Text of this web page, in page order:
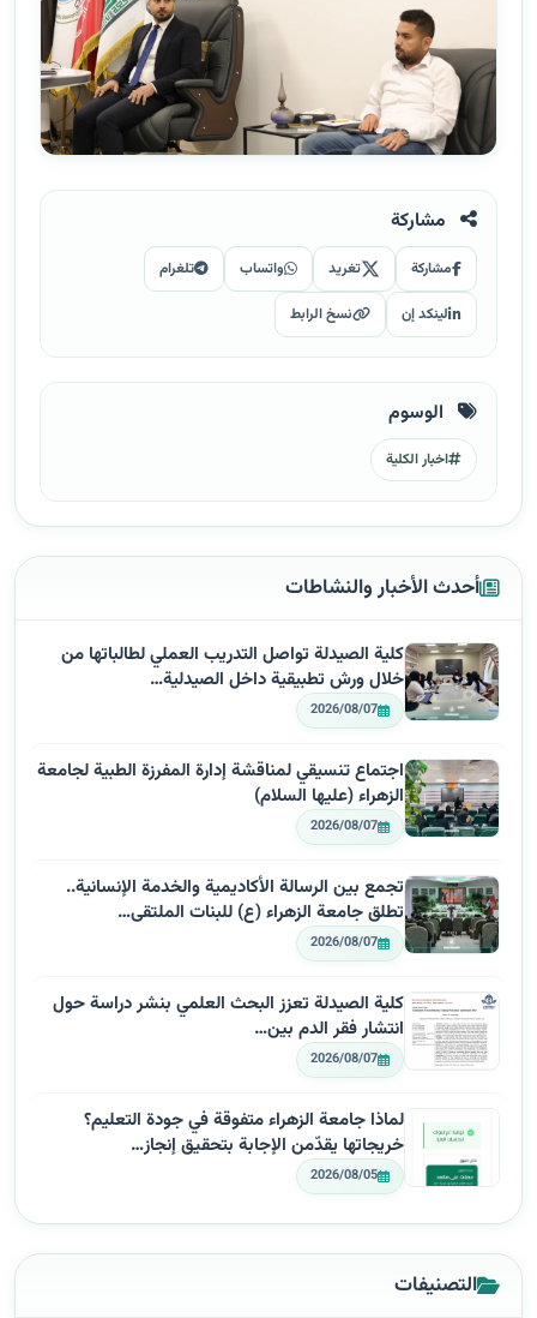
مشاركة
مشاركة تغريد واتساب تلغرام
لينكد إن نسخ الرابط
الوسوم
اخبار الكلية
أحدث الأخبار والنشاطات
كلية الصيدلة تواصل التدريب العملي لطالباتها من
خلال ورش تطبيقية داخل الصيدلية…
2026/08/07
اجتماع تنسيقي لمناقشة إدارة المفرزة الطبية لجامعة
الزهراء (عليها السلام)
2026/08/07
تجمع بين الرسالة الأكاديمية والخدمة الإنسانية..
تطلق جامعة الزهراء (ع) للبنات الملتقى…
2026/08/07
كلية الصيدلة تعزز البحث العلمي بنشر دراسة حول
انتشار فقر الدم بين…
2026/08/07
لماذا جامعة الزهراء متفوقة في جودة التعليم؟
خريجاتها يقدّمن الإجابة بتحقيق إنجاز…
2026/08/05
التصنيفات